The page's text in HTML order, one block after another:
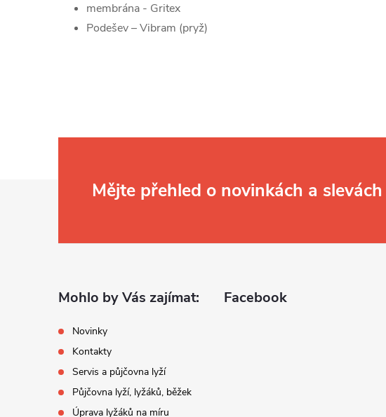
membrána - Gritex
Podešev – Vibram (pryž)
Mějte přehled o novinkách a slevách
Mohlo by Vás zajímat:
Novinky
Kontakty
Servis a půjčovna lyží
Půjčovna lyží, lyžáků, běžek
Úprava lyžáků na míru
Facebook